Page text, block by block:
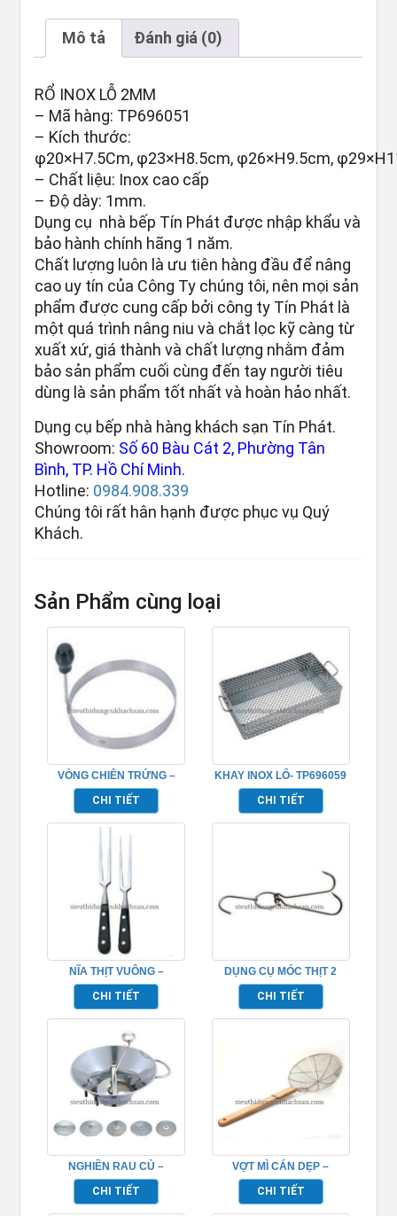
Mô tả Đánh giá (0)
RỔ INOX LỖ 2MM
– Mã hàng: TP696051
– Kích thước:
φ20×H7.5Cm, φ23×H8.5cm, φ26×H9.5cm,
– Chất liệu: Inox cao cấp
– Độ dày: 1mm.
Dụng cụ nhà bếp Tín Phát được nhập khẩu và
bảo hành chính hãng 1 năm.
Chất lượng luôn là ưu tiên hàng đầu để nâng
cao uy tín của Công Ty chúng tôi, nên mọi sản
phẩm được cung cấp bởi công ty Tín Phát là
một quá trình nâng niu và chắt lọc kỹ càng từ
xuất xứ, giá thành và chất lượng nhằm đảm
bảo sản phẩm cuối cùng đến tay người tiêu
dùng là sản phẩm tốt nhất và hoàn hảo nhất.
Dụng cụ bếp nhà hàng khách sạn Tín Phát.
Showroom: Số 60 Bàu Cát 2, Phường Tân
Bình, TP. Hồ Chí Minh.
Hotline: 0984.908.339
Chúng tôi rất hân hạnh được phục vụ Quý
Khách.
Sản Phẩm cùng loại
VÒNG CHIÊN TRỨNG –
TP696234
CHI TIẾT
KHAY INOX LỔ- TP696059
CHI TIẾT
NĨA THỊT VUÔNG –
TP696161
CHI TIẾT
DỤNG CỤ MÓC THỊT 2
CHẤU INOX – TP696094
CHI TIẾT
NGHIỀN RAU CỦ –
TP696089
CHI TIẾT
VỢT MÌ CÁN DẸP –
TP696188
CHI TIẾT